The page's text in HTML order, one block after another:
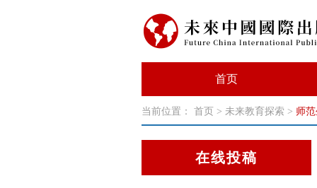
首页
当前位置： 首页 > 未来教育探索 > 师
在线投稿